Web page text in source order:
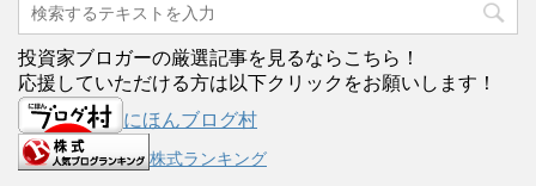
投資家ブロガーの厳選記事を見るならこちら！
応援していただける方は以下クリックをお願いします！
にほんブログ村
株式ランキング